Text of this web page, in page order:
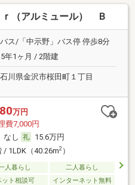
ｒ（アルミュール） Ｂ
バス/「中示野」バス停 停歩8分
年1ヶ月 / 2階建
石川県金沢市桜田町１丁目
万円
費7,000円
なし
15.6万円
/ 1LDK（40.26m2）
人暮らし
二人暮らし
ット相談可 インターネット無料